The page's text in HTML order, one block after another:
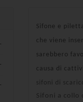
Sifone e
che viene
sarebbero
causa di
sifoni di
Sifoni a collo